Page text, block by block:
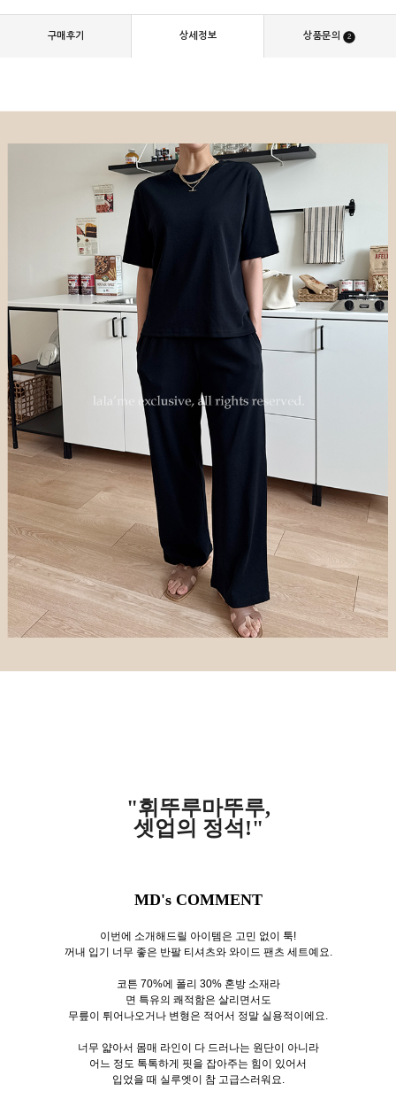
구매후기 상세정보 상품문의 2
"휘뚜루마뚜루,
셋업의 정석!"
MD's COMMENT
이번에 소개해드릴 아이템은 고민 없이 툭!
꺼내 입기 너무 좋은 반팔 티셔츠와 와이드 팬츠 세트예요.
코튼 70%에 폴리 30% 혼방 소재라
면 특유의 쾌적함은 살리면서도
무릎이 튀어나오거나 변형은 적어서 정말 실용적이에요.
너무 얇아서 몸매 라인이 다 드러나는 원단이 아니라
어느 정도 톡톡하게 핏을 잡아주는 힘이 있어서
입었을 때 실루엣이 참 고급스러워요.